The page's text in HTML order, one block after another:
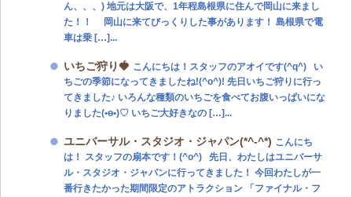
ん、、、) 地元は大阪で、1年程島根県に住んで岡山に来まし
た！！ 岡山に来てびっくりした事があります！ 島根県で電
車は乗 […]...
いちご狩り🍓 こんにちは！スタッフのアオイです(^q^) い
ちごの季節になってきましたね!(^o^)! 先日いちご狩りに行っ
てきました♪ いろんな種類のいちごを食べてお腹いっぱいにな
りました(•ө•)♡ いちご大好きなの […]...
ユニバーサル・スタジオ・ジャパン(*^-^*) こんにち
は！ スタッフの扇本です！(^o^) 先日、わたしはユニバーサ
ル・スタジオ・ジャパンに行ってきました！ 今回わたしが一
番行きたかった期間限定のアトラクション 「ファイナル・フ